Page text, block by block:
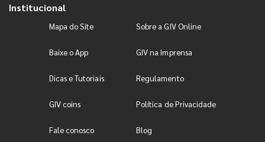
Institucional
Mapa do Site Sobre a GIV Online
Baixe o App GIV na Imprensa
Dicas e Tutoriais Regulamento
GIV coins Política de Privacidade
Fale conosco Blog